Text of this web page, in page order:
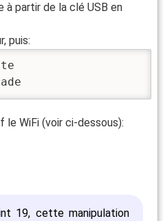
à partir de la clé USB en
puis:
WiFi (voir ci-dessous):
19, cette manipulation